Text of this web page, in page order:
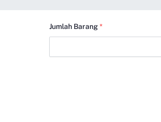
Jumlah Barang*